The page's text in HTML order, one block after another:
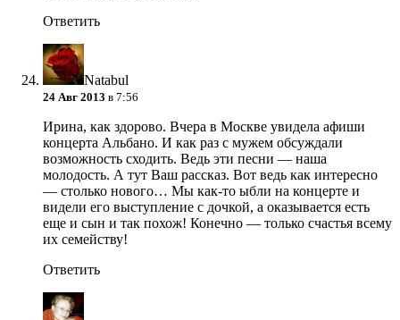
Ответить
Natabul
24 Авг 2013 в 7:56
Ирина, как здорово. Вчера в Москве увидела афиши
концерта Альбано. И как раз с мужем обсуждали
возможность сходить. Ведь эти песни — наша
молодость. А тут Ваш рассказ. Вот ведь как интересно
— столько нового… Мы как-то ыбли на концерте и
видели его выступление с дочкой, а оказывается есть
еще и сын и так похож! Конечно — только счастья всему
их семейству!
Ответить